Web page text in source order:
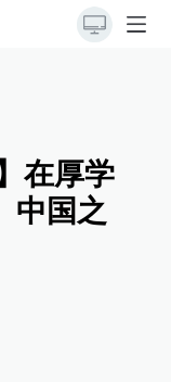
在厚学
中国之